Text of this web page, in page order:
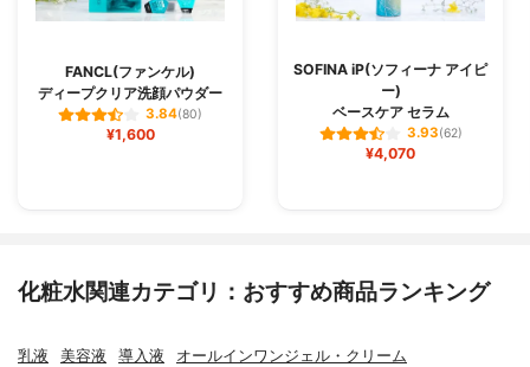
FANCL(ファンケル)
ディープクリア洗顔パウダー
3.84(80)
¥1,600
SOFINA iP(ソフィーナ アイピ
ー)
ベースケア セラム
3.93(62)
¥4,070
化粧水関連カテゴリ：おすすめ商品ランキング
乳液 美容液 導入液 オールインワンジェル・クリーム